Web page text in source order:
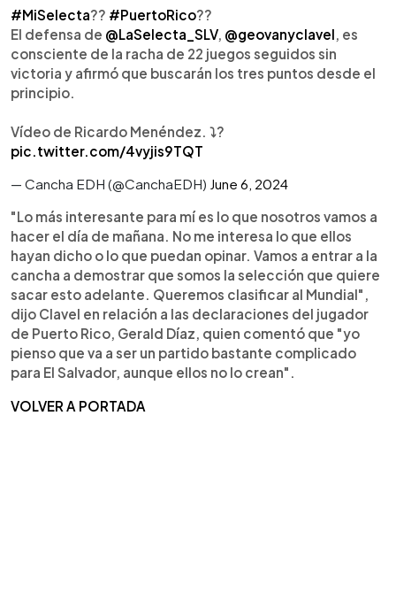
#MiSelecta?? #PuertoRico??
El defensa de @LaSelecta_SLV, @geovanyclavel , es
consciente de la racha de 22 juegos seguidos sin
victoria y afirmó que buscarán los tres puntos desde el
principio.
Vídeo de Ricardo Menéndez. ⤵️?
pic.twitter.com/4vyjis9TQT
— Cancha EDH (@CanchaEDH) June 6, 2024
"Lo más interesante para mí es lo que nosotros vamos a
hacer el día de mañana. No me interesa lo que ellos
hayan dicho o lo que puedan opinar. Vamos a entrar a la
cancha a demostrar que somos la selección que quiere
sacar esto adelante. Queremos clasificar al Mundial",
dijo Clavel en relación a las declaraciones del jugador
de Puerto Rico, Gerald Díaz, quien comentó que "yo
pienso que va a ser un partido bastante complicado
para El Salvador, aunque ellos no lo crean".
VOLVER A PORTADA